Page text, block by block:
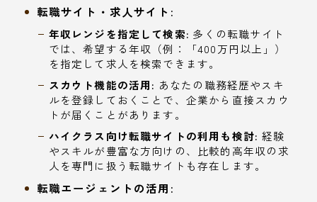
転職サイト・求人サイト:
年収レンジを指定して検索: 多くの転職サイト
では、希望する年収（例：「400万円以上」）
を指定して求人を検索できます。
スカウト機能の活用: あなたの職務経歴やスキ
ルを登録しておくことで、企業から直接スカウ
トが届くことがあります。
ハイクラス向け転職サイトの利用も検討: 経験
やスキルが豊富な方向けの、比較的高年収の求
人を専門に扱う転職サイトも存在します。
転職エージェントの活用: